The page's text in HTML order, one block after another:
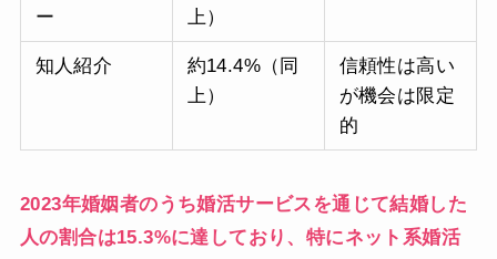
ー
上）
知人紹介
約14.4%（同
上）
信頼性は高い
が機会は限定
的
2023年婚姻者のうち婚活サービスを通じて結婚した
人の割合は15.3%に達しており、特にネット系婚活